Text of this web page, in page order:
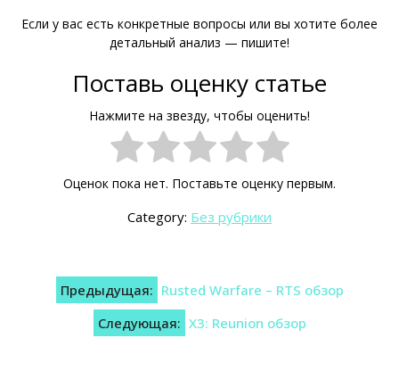
Если у вас есть конкретные вопросы или вы хотите более
детальный анализ — пишите!
Поставь оценку статье
Нажмите на звезду, чтобы оценить!
Оценок пока нет. Поставьте оценку первым.
Category: Без рубрики
Навигация
записям
Предыдущая: Rusted Warfare – RTS обзор
Следующая: X3: Reunion обзор